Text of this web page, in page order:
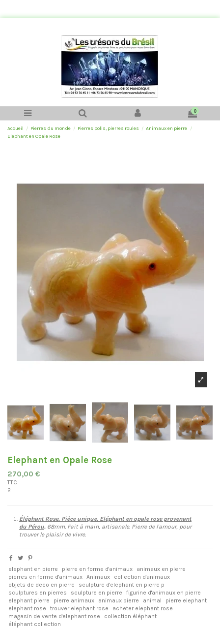
0
Accueil Pierres du monde Pierres polis, pierres roules
Animaux en pierre
Elephant en Opale Rose
Elephant en Opale Rose
270,00 €
TTC
2
Éléphant Rose. Pièce unique. Eléphant en opale rose provenant
du Pérou. 68mm. Fait à main, artisanale. Pierre de l'amour, pour
trouver le plaisir de vivre.
elephant en pierre pierre en forme d'animaux
animaux en pierre
pierres en forme d'animaux Animaux
collection d'animaux
objets de deco en pierre
sculpture d'elephant en pierre p
sculptures en pierres
sculpture en pierre
figurine d'animaux en pierre
elephant pierre
pierre animaux animaux pierre animal
pierre elephant
elephant rose
trouver elephant rose
acheter elephant rose
magasin de vente d'elephant rose
collection éléphant
éléphant collection